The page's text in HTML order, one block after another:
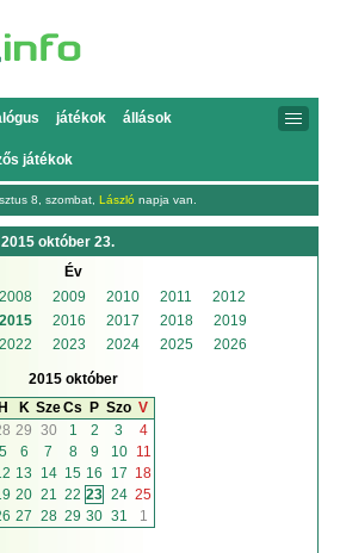
játékok állások
játékok
8, szombat, László napja van.
október 23.
Év
2008 2009 2010 2011
2012
2015 2016 2017 2018
2019
2022 2023 2024 2025 2026
2015 október
K SzeCs P Szo V
29 30 1 2 3
4
5
6 7 8 9 10
11
13 14 15 16 17 18
20 21 22 23 24 25
27 28 29 30 31 1